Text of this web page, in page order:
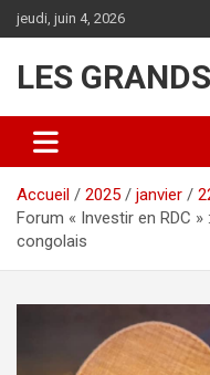
Aller
au
jeudi, juin 4, 2026
LES
Accueil 2025 janvier
Forum « Investir en RDC
congolais